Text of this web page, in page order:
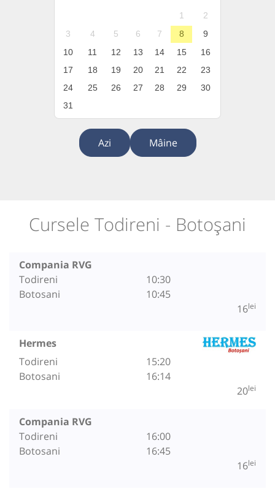
1
2
3
4 5 6 7 8
9
10
11 12 13 14 15
16
17
18 19 20 21 22
23
24
25 26 27 28 29
30
31
Azi Mâine
Cursele Todireni - Botoșani
Compania RVG
Todireni
Botosani
10:30
10:45
16lei
Hermes
Todireni
Botosani
15:20
16:14
20lei
Compania RVG
Todireni
Botosani
16:00
16:45
16lei